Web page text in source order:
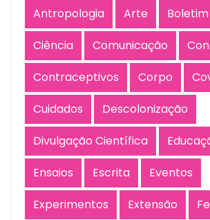
Antropologia Arte
Ciência
Comunicação
Contraceptivos
Corpo
Cuidados
Descolonização
Divulgação Científica
Ensaios
Escrita
Eventos
Experimentos
Extensão